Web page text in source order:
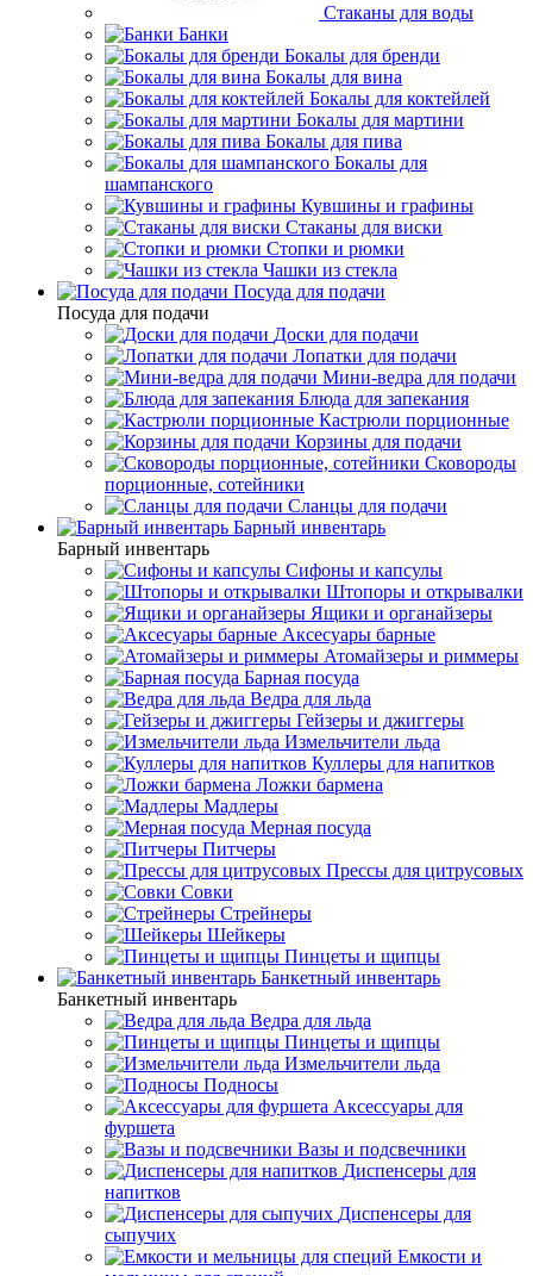
Стаканы для воды
Банки
Бокалы для бренди
Бокалы для вина
Бокалы для коктейлей
Бокалы для мартини
Бокалы для пива
Бокалы для
шампанского
Кувшины и графины
Стаканы для виски
Стопки и рюмки
Чашки из стекла
Посуда для подачи
Посуда для подачи
Доски для подачи
Лопатки для подачи
Мини-ведра для подачи
Блюда для запекания
Кастрюли порционные
Корзины для подачи
Сковороды
порционные, сотейники
Сланцы для подачи
Барный инвентарь
Барный инвентарь
Сифоны и капсулы
Штопоры и открывалки
Ящики и органайзеры
Аксесуары барные
Атомайзеры и риммеры
Барная посуда
Ведра для льда
Гейзеры и джиггеры
Измельчители льда
Куллеры для напитков
Ложки бармена
Мадлеры
Мерная посуда
Питчеры
Прессы для цитрусовых
Совки
Стрейнеры
Шейкеры
Пинцеты и щипцы
Банкетный инвентарь
Банкетный инвентарь
Ведра для льда
Пинцеты и щипцы
Измельчители льда
Подносы
Аксессуары для
фуршета
Вазы и подсвечники
Диспенсеры для
напитков
Диспенсеры для
сыпучих
Емкости и